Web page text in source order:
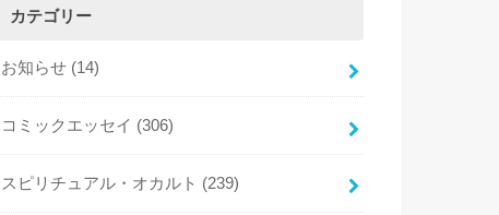
カテゴリー
お知らせ (14)
コミックエッセイ (306)
スピリチュアル・オカルト (239)